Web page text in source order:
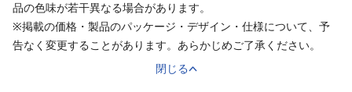
品の色味が若干異なる場合があります。
※掲載の価格・製品のパッケージ・デザイン・仕様について、予
告なく変更することがあります。あらかじめご了承ください。
閉じる